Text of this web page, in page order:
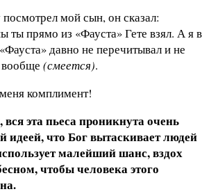
посмотрел мой сын, он сказал:
ты прямо из «Фауста» Гете взял. А я в
давно не перечитывал и не
(смеется).
комплимент!
эта пьеса проникнута очень
идеей, что Бог вытаскивает людей
малейший шанс, вздох
чтобы человека этого